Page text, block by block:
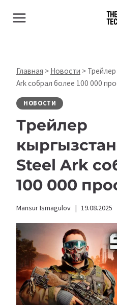
Главная > Новости >
Ark собрал более 100 000
НОВОСТИ
Трейлер
Steel Ark
100 000
Mansur Ismagulov 19.08.2025